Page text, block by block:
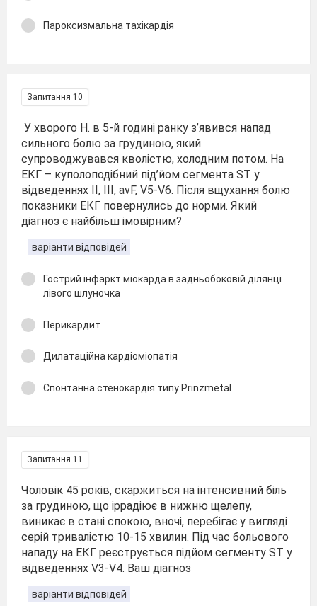
Пароксизмальна тахікардія
Запитання 10
У хворого Н. в 5-й годині ранку з’явився напад
сильного болю за грудиною, який
супроводжувався кволістю, холодним потом. На
ЕКГ – куполоподібний під’йом сегмента ST у
відведеннях ІІ, ІІІ, avF, V5-V6. Після вщухання болю
показники ЕКГ повернулись до норми. Який
діагноз є найбільш імовірним?
варіанти відповідей
Гострий інфаркт міокарда в задньобоковій ділянці
лівого шлуночка
Перикардит
Дилатаційна кардіоміопатія
Спонтанна стенокардія типу Prinzmetal
Запитання 11
Чоловік 45 років, скаржиться на інтенсивний біль
за грудиною, що іррадіює в нижню щелепу,
виникає в стані спокою, вночі, перебігає у вигляді
серій тривалістю 10-15 хвилин. Під час больового
нападу на ЕКГ реєструється підйом сегменту ST у
відведеннях V3-V4. Ваш діагноз
варіанти відповідей